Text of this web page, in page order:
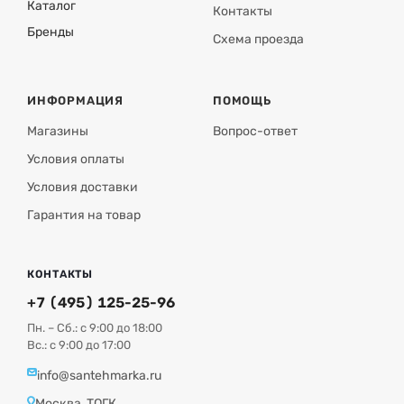
Каталог
Бренды
Контакты
Схема проезда
ИНФОРМАЦИЯ
Магазины
Условия оплаты
Условия доставки
Гарантия на товар
ПОМОЩЬ
Вопрос-ответ
КОНТАКТЫ
+7 (495) 125-25-96
Пн. – Сб.: с 9:00 до 18:00
Вс.: с 9:00 до 17:00
info@santehmarka.ru